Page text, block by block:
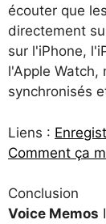
écouter que
directement
sur l'iPhone,
l'Apple Watch,
synchronisés
Liens :
Comment ça
Conclusion
Voice Memos